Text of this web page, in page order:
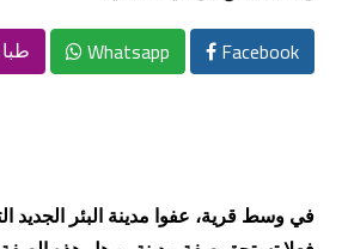
Facebook
Whatsapp
في وسط قرية، عفوا مدينة البئر الجديد